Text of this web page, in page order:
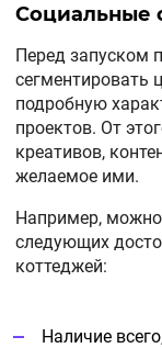
Социальные
Перед запуском
сегментировать
подробную
проектов. От
креативов,
желаемое ими.
Например,
следующих
коттеджей:
Наличие